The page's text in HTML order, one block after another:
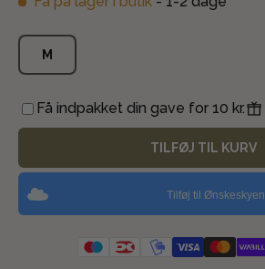
M
Få indpakket din gave for 10 kr.
TILFØJ TIL KURV
Tilføj til Ønskeskyen